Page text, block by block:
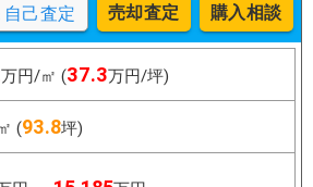
己査定 売却査定 購入相談
万円/㎡ (37.3万円/坪)
(93.8坪)